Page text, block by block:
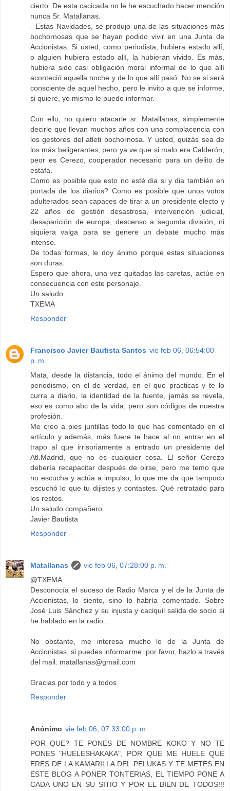
cierto. De esta cacicada no le he escuchado hacer mención
nunca Sr. Matallanas.
- Estas Navidades, se produjo una de las situaciones más
bochornosas que se hayan podido vivir en una Junta de
Accionistas. Si usted, como periodista, hubiera estado allí,
o alguien hubiera estado allí, la hubieran vivido. Es más,
hubiera sido casi obligación moral informal de lo que allí
aconteció aquella noche y de lo que allí pasó. No se si será
consciente de aquel hecho, pero le invito a que se informe,
si quiere, yo mismo le puedo informar.
Con ello, no quiero atacarle sr. Matallanas, simplemente
decirle que llevan muchos años con una complacencia con
los gestores del atleti bochornosa. Y usted, quizás sea de
los más beligerantes, pero ya ve que si malo era Calderón,
peor es Cerezo, cooperador necesario para un delito de
estafa.
Como es posible que esto no esté dia si y dia también en
portada de los diarios? Como es posible que unos votos
adulterados sean capaces de tirar a un presidente electo y
22 años de gestión desastrosa, intervención judicial,
desaparición de europa, descenso a segunda división, ni
siquiera valga para se genere un debate mucho más
intenso.
De todas formas, le doy ánimo porque estas situaciones
son duras.
Espero que ahora, una vez quitadas las caretas, actúe en
consecuencia con este personaje.
Un saludo
TXEMA
Responder
Francisco Javier Bautista Santos vie feb 06, 06:54:00
p. m.
Mata, desde la distancia, todo el ánimo del mundo. En el
periodismo, en el de verdad, en el que practicas y te lo
curra a diario, la identidad de la fuente, jamás se revela,
eso es como abc de la vida, pero son códigos de nuestra
profesión.
Me creo a pies juntillas todo lo que has comentado en el
artículo y además, más fuere te hace al no entrar en el
trapo al que irrisoriamente a entrado un presidente del
Atl.Madrid, que no es cualquier cosa. El señor Cerezo
debería recapacitar después de oirse, pero me temo que
no escucha y actúa a impulso, lo que me da que tampoco
escuchó lo que tu dijistes y contastes. Qué retratado para
los restos.
Un saludo compañero.
Javier Bautista
Responder
Matallanas
vie feb 06, 07:28:00 p. m.
@TXEMA
Desconocía el suceso de Radio Marca y el de la Junta de
Accionistas, lo siento, sino lo habría comentado. Sobre
José Luis Sánchez y su injusta y caciquil salida de socio si
he hablado en la radio...
No obstante, me interesa mucho lo de la Junta de
Accionistas, si puedes informarme, por favor, hazlo a través
del mail: matallanas@gmail.com
Gracias por todo y a todos
Responder
Anónimo vie feb 06, 07:33:00 p. m.
POR QUE? TE PONES DE NOMBRE KOKO Y NO TE
PONES "HUELESHAKAKA", POR QUE ME HUELE QUE
ERES DE LA KAMARILLA DEL PELUKAS Y TE METES EN
ESTE BLOG A PONER TONTERIAS, EL TIEMPO PONE A
CADA UNO EN SU SITIO Y POR EL BIEN DE TODOS!!!